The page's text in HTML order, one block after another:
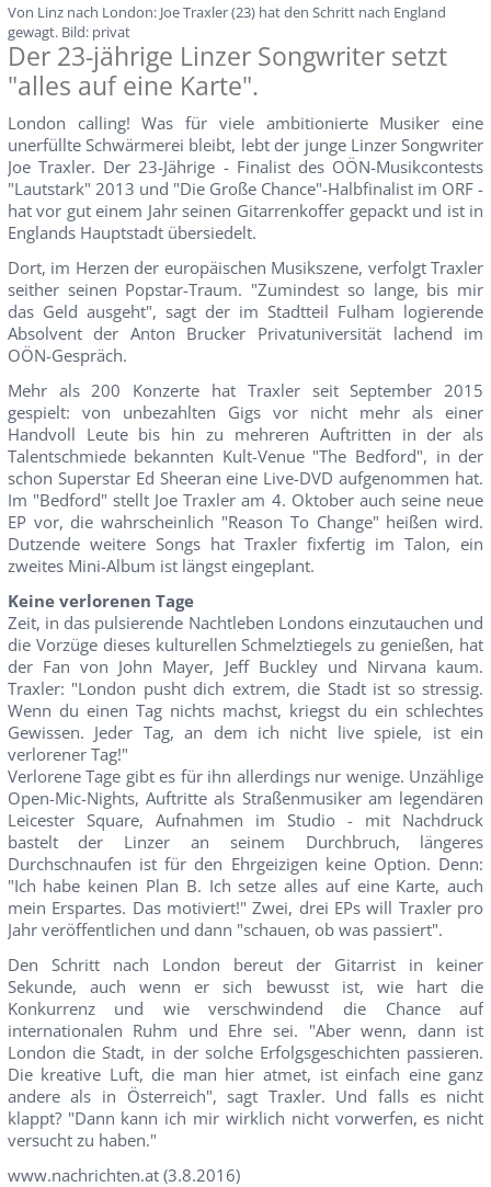
Von Linz nach London: Joe Traxler (23) hat den Schritt nach England
gewagt. Bild: privat
Der 23-jährige Linzer Songwriter setzt
"alles auf eine Karte".
London calling! Was für viele ambitionierte Musiker eine
unerfüllte Schwärmerei bleibt, lebt der junge Linzer Songwriter
Joe Traxler. Der 23-Jährige - Finalist des OÖN-Musikcontests
"Lautstark" 2013 und "Die Große Chance"-Halbfinalist im ORF -
hat vor gut einem Jahr seinen Gitarrenkoffer gepackt und ist in
Englands Hauptstadt übersiedelt.
Dort, im Herzen der europäischen Musikszene, verfolgt Traxler
seither seinen Popstar-Traum. "Zumindest so lange, bis mir
das Geld ausgeht", sagt der im Stadtteil Fulham logierende
Absolvent der Anton Brucker Privatuniversität lachend im
OÖN-Gespräch.
Mehr als 200 Konzerte hat Traxler seit September 2015
gespielt: von unbezahlten Gigs vor nicht mehr als einer
Handvoll Leute bis hin zu mehreren Auftritten in der als
Talentschmiede bekannten Kult-Venue "The Bedford", in der
schon Superstar Ed Sheeran eine Live-DVD aufgenommen hat.
Im "Bedford" stellt Joe Traxler am 4. Oktober auch seine neue
EP vor, die wahrscheinlich "Reason To Change" heißen wird.
Dutzende weitere Songs hat Traxler fixfertig im Talon, ein
zweites Mini-Album ist längst eingeplant.
Keine verlorenen Tage
Zeit, in das pulsierende Nachtleben Londons einzutauchen und
die Vorzüge dieses kulturellen Schmelztiegels zu genießen, hat
der Fan von John Mayer, Jeff Buckley und Nirvana kaum.
Traxler: "London pusht dich extrem, die Stadt ist so stressig.
Wenn du einen Tag nichts machst, kriegst du ein schlechtes
Gewissen. Jeder Tag, an dem ich nicht live spiele, ist ein
verlorener Tag!"
Verlorene Tage gibt es für ihn allerdings nur wenige. Unzählige
Open-Mic-Nights, Auftritte als Straßenmusiker am legendären
Leicester Square, Aufnahmen im Studio - mit Nachdruck
bastelt der Linzer an seinem Durchbruch, längeres
Durchschnaufen ist für den Ehrgeizigen keine Option. Denn:
"Ich habe keinen Plan B. Ich setze alles auf eine Karte, auch
mein Erspartes. Das motiviert!" Zwei, drei EPs will Traxler pro
Jahr veröffentlichen und dann "schauen, ob was passiert".
Den Schritt nach London bereut der Gitarrist in keiner
Sekunde, auch wenn er sich bewusst ist, wie hart die
Konkurrenz und wie verschwindend die Chance auf
internationalen Ruhm und Ehre sei. "Aber wenn, dann ist
London die Stadt, in der solche Erfolgsgeschichten passieren.
Die kreative Luft, die man hier atmet, ist einfach eine ganz
andere als in Österreich", sagt Traxler. Und falls es nicht
klappt? "Dann kann ich mir wirklich nicht vorwerfen, es nicht
versucht zu haben."
www.nachrichten.at (3.8.2016)